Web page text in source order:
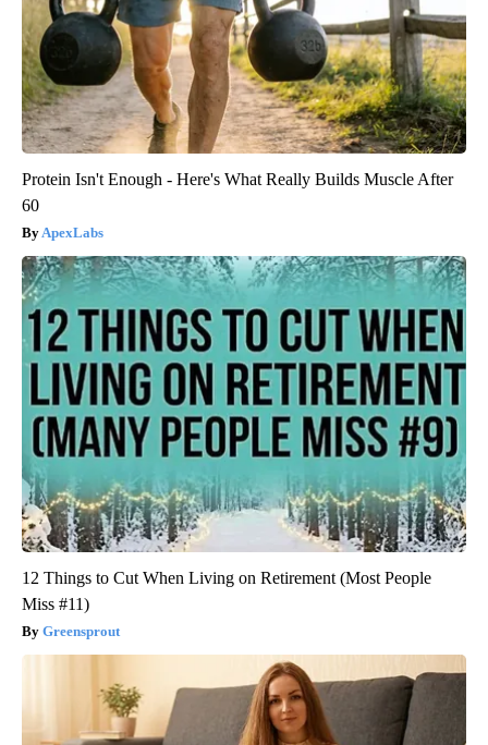
Protein Isn't Enough - Here's What Really Builds Muscle After
60
ApexLabs
12 Things to Cut When Living on Retirement (Most People
Miss #11)
Greensprout